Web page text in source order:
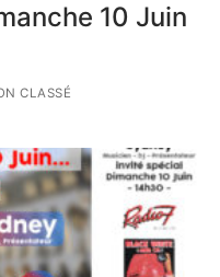
10 Juin
CLASSÉ